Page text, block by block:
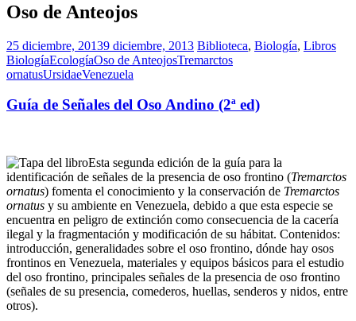
Oso de Anteojos
25 diciembre, 20139 diciembre, 2013 Biblioteca, Biología, Libros
BiologíaEcologíaOso de AnteojosTremarctos
ornatusUrsidaeVenezuela
Guía de Señales del Oso Andino (2ª ed)
Esta segunda edición de la guía para la
identificación de señales de la presencia de oso frontino (Tremarctos
ornatus) fomenta el conocimiento y la conservación de Tremarctos
ornatus y su ambiente en Venezuela, debido a que esta especie se
encuentra en peligro de extinción como consecuencia de la cacería
ilegal y la fragmentación y modificación de su hábitat. Contenidos:
introducción, generalidades sobre el oso frontino, dónde hay osos
frontinos en Venezuela, materiales y equipos básicos para el estudio
del oso frontino, principales señales de la presencia de oso frontino
(señales de su presencia, comederos, huellas, senderos y nidos, entre
otros).